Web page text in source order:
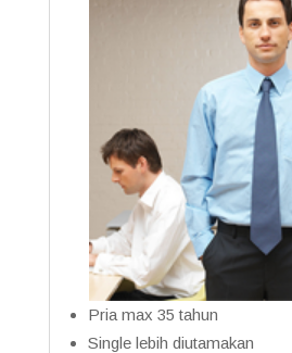
Pria max 35 tahun
Single lebih diutamakan